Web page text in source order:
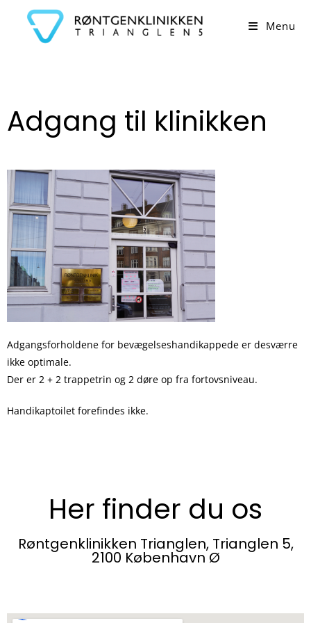
Menu
Adgang til klinikken
Adgangsforholdene for bevægelseshandikappede er desværre
ikke optimale.
Der er 2 + 2 trappetrin og 2 døre op fra fortovsniveau.
Handikaptoilet forefindes ikke.
Her finder du os
Røntgenklinikken Trianglen, Trianglen 5,
2100 København Ø